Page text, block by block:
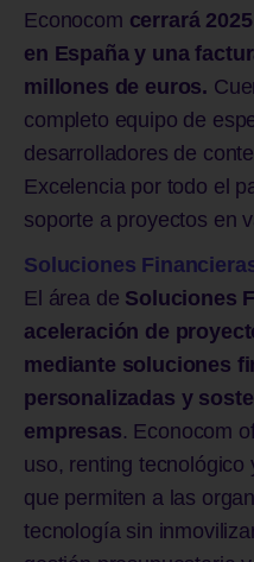
Econocom cerrará
en España y una
millones de euros.
completo equipo de
desarrolladores de
Excelencia por todo el
soporte a proyectos en
Soluciones
El área de Soluciones
aceleración de
mediante soluciones
personalizadas y
empresas. Econocom
uso, renting
que permiten a las
tecnología sin